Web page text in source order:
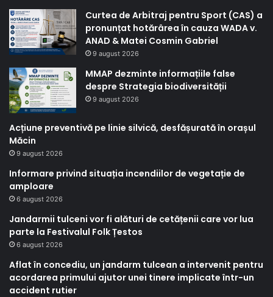
Curtea de Arbitraj pentru Sport (CAS) a
pronunțat hotărârea în cauza WADA v.
ANAD & Matei Cosmin Gabriel
9 august 2026
MMAP dezminte informațiile false
despre Strategia biodiversității
9 august 2026
Acțiune preventivă pe linie silvică, desfășurată în orașul
Măcin
9 august 2026
Informare privind situația incendiilor de vegetație de
amploare
6 august 2026
Jandarmii tulceni vor fi alături de cetățenii care vor lua
parte la Festivalul Folk Țestos
6 august 2026
Aflat în concediu, un jandarm tulcean a intervenit pentru
acordarea primului ajutor unei tinere implicate într-un
accident rutier